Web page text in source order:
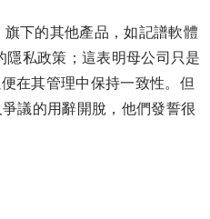
下的其他產品，如記譜軟體
私政策；這表明母公司只是
在其管理中保持一致性。但
議的用辭開脫，他們發誓很